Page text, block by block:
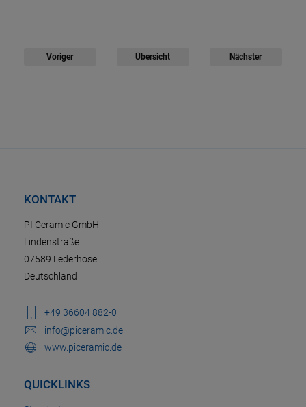
Voriger Übersicht Nächster
KONTAKT
PI Ceramic GmbH
Lindenstraße
07589 Lederhose
Deutschland
+49 36604 882-0
info@piceramic.de
www.piceramic.de
QUICKLINKS